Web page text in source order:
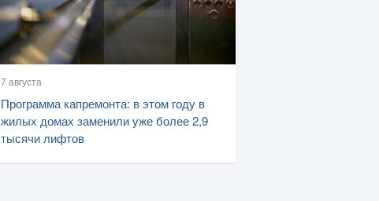
7 августа
Программа капремонта: в этом году в
жилых домах заменили уже более 2,9
тысячи лифтов